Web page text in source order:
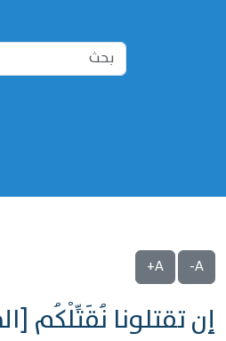
A-
A+
إن تقتلونا نُقَتِّلْكُم